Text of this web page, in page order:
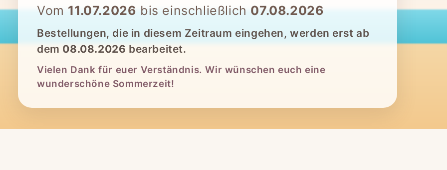
Vom 11.07.2026 bis einschließlich 07.08.2026
Bestellungen, die in diesem Zeitraum eingehen, werden erst ab
dem 08.08.2026 bearbeitet.
Vielen Dank für euer Verständnis. Wir wünschen euch eine
wunderschöne Sommerzeit!